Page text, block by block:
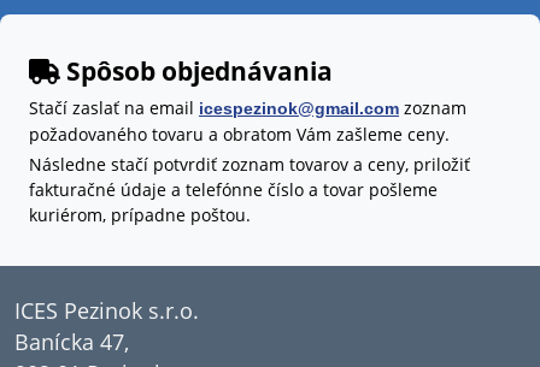
Spôsob objednávania
Stačí zaslať na email icespezinok@gmail.com zoznam
požadovaného tovaru a obratom Vám zašleme ceny.
Následne stačí potvrdiť zoznam tovarov a ceny, priložiť
fakturačné údaje a telefónne číslo a tovar pošleme
kuriérom, prípadne poštou.
ICES Pezinok s.r.o.
Banícka 47,